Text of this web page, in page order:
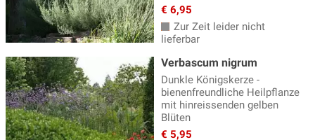
€ 6,95
Zur Zeit leider nicht
lieferbar
Verbascum nigrum
Dunkle Königskerze -
bienenfreundliche Heilpflanze
mit hinreissenden gelben
Blüten
€ 5,95